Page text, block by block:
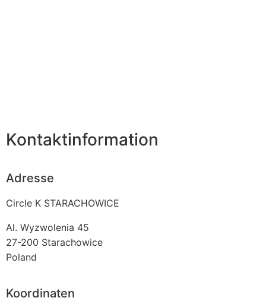
Kontaktinformation
Adresse
Circle K STARACHOWICE
Al. Wyzwolenia 45
27-200 Starachowice
Poland
Koordinaten